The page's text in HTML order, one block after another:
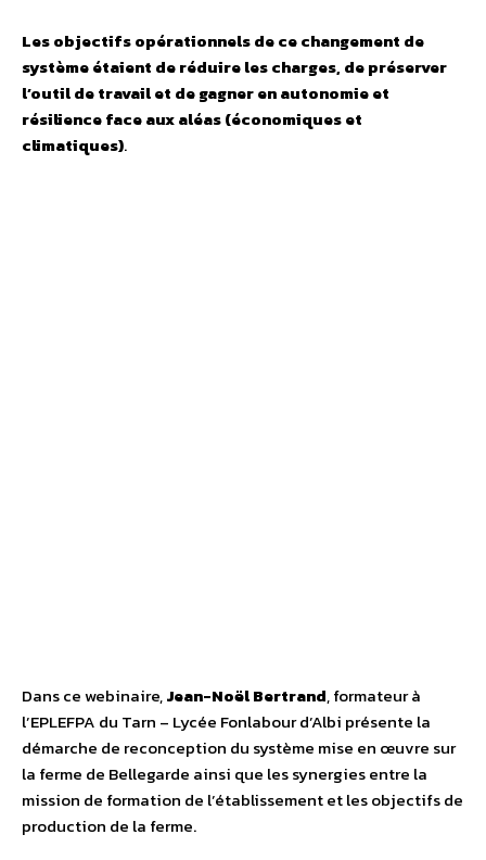
Les objectifs opérationnels de ce changement de
système étaient de réduire les charges, de préserver
l’outil de travail et de gagner en autonomie et
résilience face aux aléas (économiques et
climatiques).
Dans ce webinaire,Jean-Noël Bertrand, formateur à
l’EPLEFPA du Tarn – Lycée Fonlabour d’Albi présente la
démarche de reconception du système mise en œuvre sur
la ferme de Bellegarde ainsi que les synergies entre la
mission de formation de l’établissement et les objectifs de
production de la ferme.